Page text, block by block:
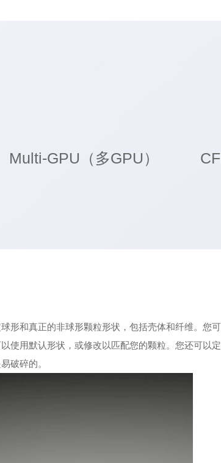
Multi-GPU（多GPU）
形和真正的非球形颗粒形状，包括壳体和纤维。您
用默认形状，或修改以匹配您的颗粒。您还可以定
破碎的。